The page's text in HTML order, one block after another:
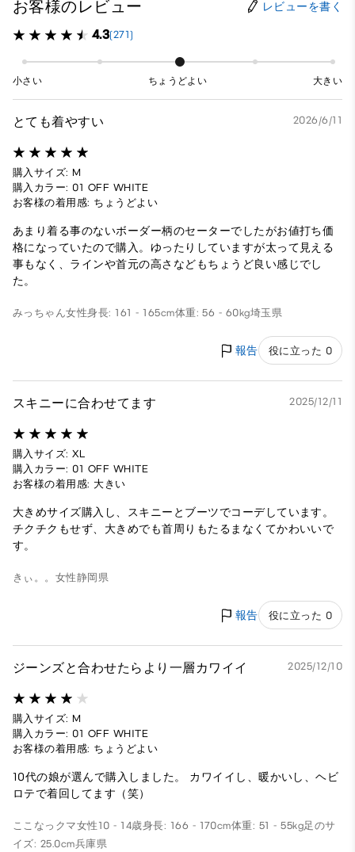
お客様のレビュー レビューを書く
4.3(271)
小さい ちょうどよい 大きい
とても着やすい 2026/6/11
購入サイズ: M
購入カラー: 01 OFF WHITE
お客様の着用感: ちょうどよい
あまり着る事のないボーダー柄のセーターでしたがお値打ち価
格になっていたので購入。ゆったりしていますが太って見える
事もなく、ラインや首元の高さなどもちょうど良い感じでし
た。
みっちゃん女性身長: 161 - 165cm体重: 56 - 60kg埼玉県
報告 役に立った 0
スキニーに合わせてます 2025/12/11
購入サイズ: XL
購入カラー: 01 OFF WHITE
お客様の着用感: 大きい
大きめサイズ購入し、スキニーとブーツでコーデしています。
チクチクもせず、大きめでも首周りもたるまなくてかわいいで
す。
きぃ。。 女性静岡県
報告 役に立った 0
ジーンズと合わせたらより一層カワイイ 2025/12/10
購入サイズ: M
購入カラー: 01 OFF WHITE
お客様の着用感: ちょうどよい
10代の娘が選んで購入しました。 カワイイし、暖かいし、ヘビ
ロテで着回してます（笑）
ここなっクマ女性 10 - 14歳身長: 166 - 170cm体重: 51 - 55kg足のサ
イズ: 25.0cm兵庫県